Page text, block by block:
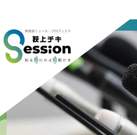
お知らせ
イベント・グッズ
YouTube
会社情報